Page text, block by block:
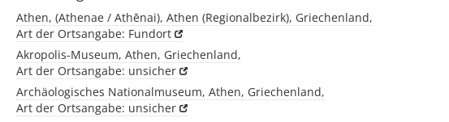
Athen, (Athenae / Athēnai), Athen (Regionalbezirk), Griechenland,
Art der Ortsangabe: Fundort
Akropolis-Museum, Athen, Griechenland,
Art der Ortsangabe: unsicher
Archäologisches Nationalmuseum, Athen, Griechenland,
Art der Ortsangabe: unsicher